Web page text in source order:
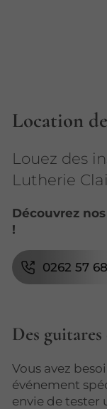
Location
Louez des
Lutherie
Découvrez
!
0262 57
Des
Vous avez
événement
envie de tester